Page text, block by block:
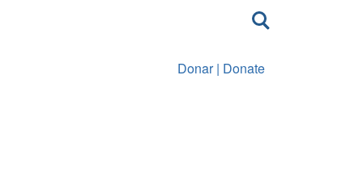
Toggle
search
Donar | Donate